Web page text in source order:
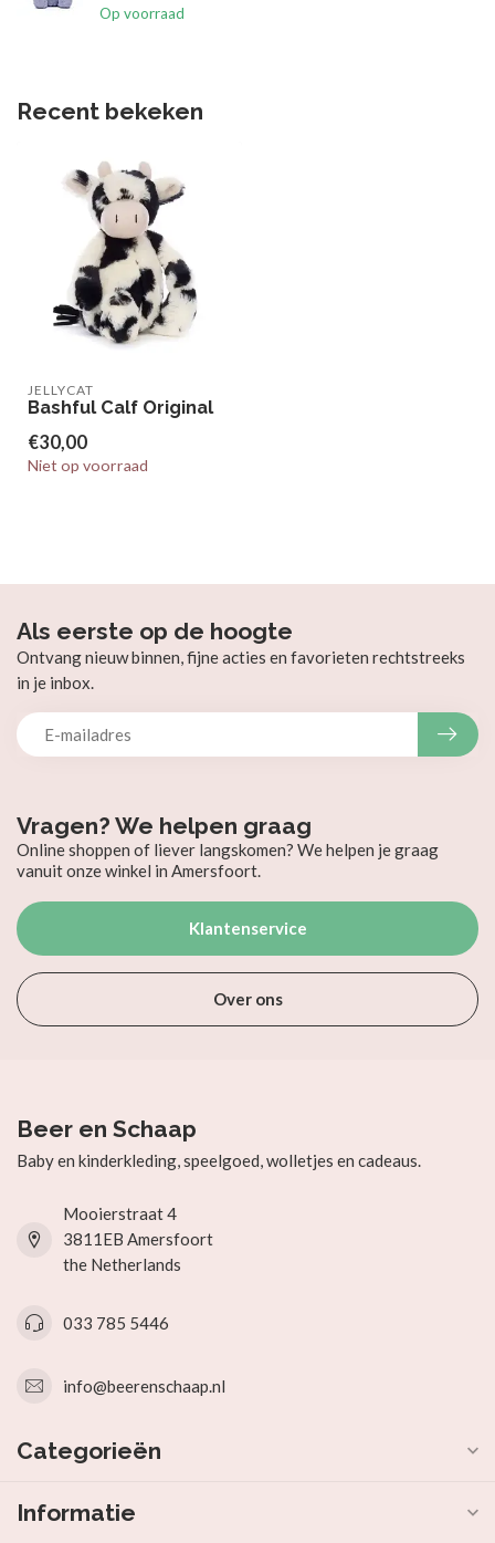
Op voorraad
Recent bekeken
JELLYCAT
Bashful Calf Original
€30,00
Niet op voorraad
Vragen? We helpen graag
Online shoppen of liever langskomen? We helpen je graag
vanuit onze winkel in Amersfoort.
Klantenservice
Over ons
Als eerste op de hoogte
Ontvang nieuw binnen, fijne acties en favorieten rechtstreeks
in je inbox.
Beer en Schaap
Baby en kinderkleding, speelgoed, wolletjes en cadeaus.
Mooierstraat 4
3811EB Amersfoort
the Netherlands
033 785 5446
info@beerenschaap.nl
Categorieën
Informatie